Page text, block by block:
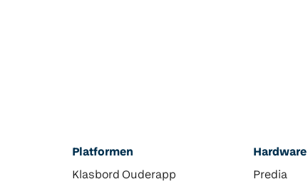
Platformen
Klasbord Ouderapp
Hardware
Predia